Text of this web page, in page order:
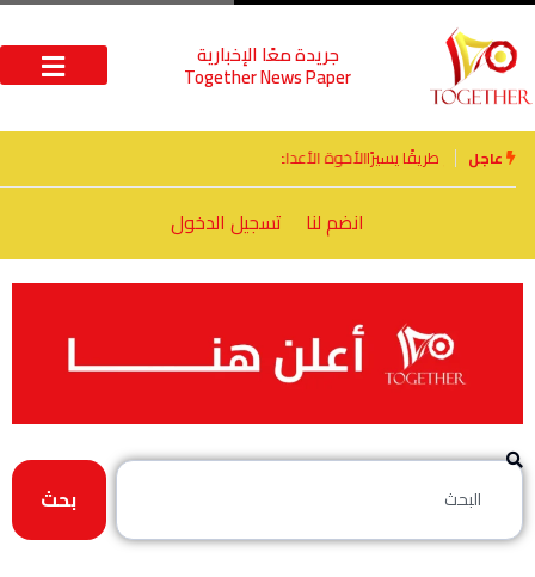
جريدة معًا الإخبارية
Together News Paper
عاجل الأخوة الأعداء وحتمًا لابد من لقاء
انضم لنا تسجيل الدخول
بحث